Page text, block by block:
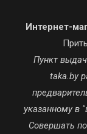
Интернет-
Пункт
taka.by
указанному в
Совершать